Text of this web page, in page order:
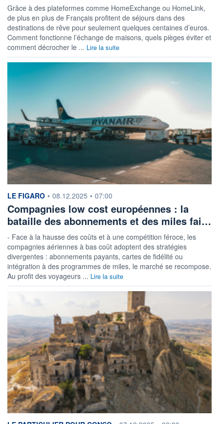
Grâce à des plateformes comme HomeExchange ou HomeLink,
de plus en plus de Français profitent de séjours dans des
destinations de rêve pour seulement quelques centaines d’euros.
Comment fonctionne l’échange de maisons, quels pièges éviter et
comment décrocher le ... Lire la suite
information fournie par
LE FIGARO • 08.12.2025 • 07:00
Compagnies low cost européennes : la
bataille des abonnements et des miles fai…
- Face à la hausse des coûts et à une compétition féroce, les
compagnies aériennes à bas coût adoptent des stratégies
divergentes : abonnements payants, cartes de fidélité ou
intégration à des programmes de miles, le marché se recompose.
Au profit des voyageurs ... Lire la suite